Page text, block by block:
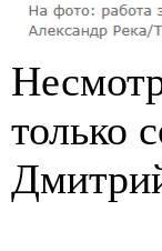
только